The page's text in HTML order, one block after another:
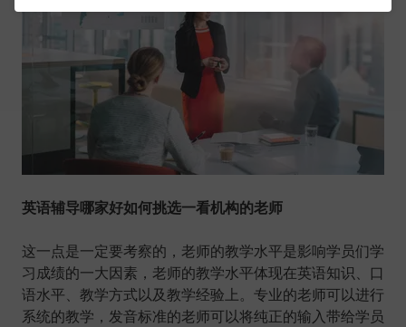
英语辅导哪家好如何挑选一看机构的老师
这一点是一定要考察的，老师的教学水平是影响学员们学
习成绩的一大因素，老师的教学水平体现在英语知识、口
语水平、教学方式以及教学经验上。专业的老师可以进行
系统的教学，发音标准的老师可以将纯正的输入带给学员